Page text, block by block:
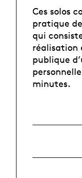
Ces solos
pratique
qui
réalisation
publique
minutes.